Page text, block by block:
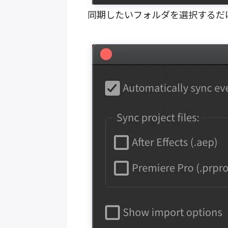
同期したいフォルダを選択するだ